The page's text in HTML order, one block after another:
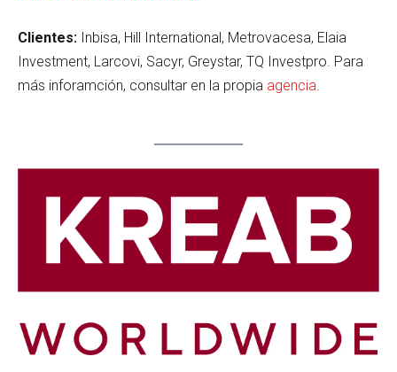
Clientes: Inbisa, Hill International, Metrovacesa, Elaia
Investment, Larcovi, Sacyr, Greystar, TQ Investpro. Para
más inforamción, consultar en la propia agencia